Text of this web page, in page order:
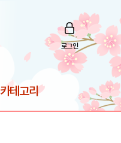
로그인
카테고리